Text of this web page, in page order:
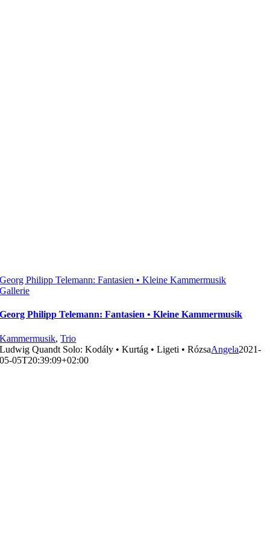
Georg Philipp Telemann: Fantasien • Kleine Kammermusik
Gallerie
Georg Philipp Telemann: Fantasien • Kleine Kammermusik
Kammermusik,Trio
Ludwig Quandt Solo: Kodály • Kurtág • Ligeti • RózsaAngela2021-
05-05T20:39:09+02:00